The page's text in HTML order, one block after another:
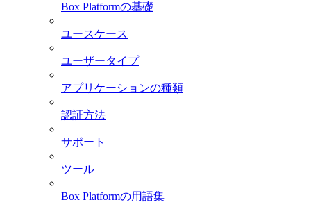
Box Platformの基礎
ユースケース
ユーザータイプ
アプリケーションの種類
認証方法
サポート
ツール
Box Platformの用語集